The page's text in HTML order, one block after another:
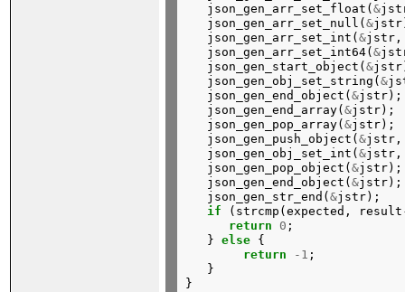
json_gen_arr_set_float(&
json_gen_arr_set_null(&
json_gen_arr_set_int(&jstr,
json_gen_arr_set_int64(&
json_gen_start_object(&
json_gen_obj_set_string(&
json_gen_end_object(&jstr);
json_gen_end_array(&jstr);
json_gen_pop_array(&jstr);
json_gen_push_object(&jstr,
json_gen_obj_set_int(&jstr,
json_gen_pop_object(&jstr);
json_gen_end_object(&jstr);
json_gen_str_end(&jstr);
if
(strcmp(expected, result
return
0 ;
}
else {
return
-1 ;
}
}